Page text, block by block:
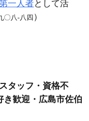
一人者として活
〇八‐八四 ）
タッフ・資格不
き歓迎・広島市佐伯